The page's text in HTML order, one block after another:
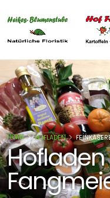
HOME HOFLADEN